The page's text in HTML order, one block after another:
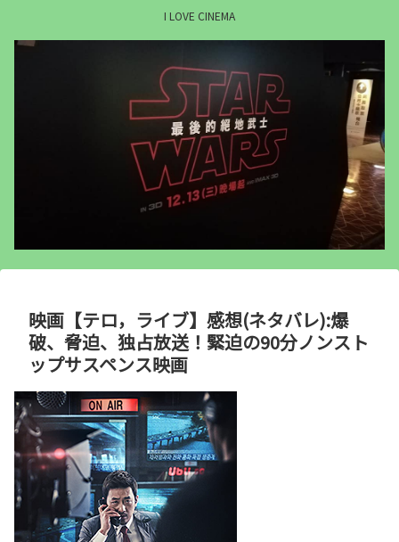
I LOVE CINEMA
映画【テロ，ライブ】感想(ネタバレ):爆
破、脅迫、独占放送！緊迫の90分ノンスト
ップサスペンス映画